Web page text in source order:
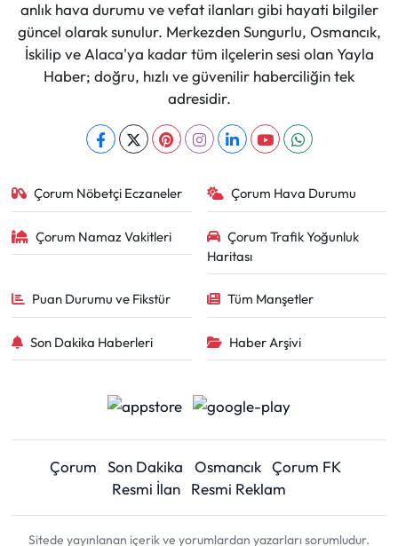
anlık hava durumu ve vefat ilanları gibi hayati bilgiler
güncel olarak sunulur. Merkezden Sungurlu, Osmancık,
İskilip ve Alaca'ya kadar tüm ilçelerin sesi olan Yayla
Haber; doğru, hızlı ve güvenilir haberciliğin tek
adresidir.
Çorum Nöbetçi Eczaneler Çorum Hava Durumu
Çorum Namaz Vakitleri
Çorum Trafik Yoğunluk
Haritası
Puan Durumu ve Fikstür Tüm Manşetler
Son Dakika Haberleri Haber Arşivi
Çorum Son Dakika Osmancık Çorum FK
Resmi İlan
Resmi Reklam
Sitede yayınlanan içerik ve yorumlardan yazarları sorumludur.